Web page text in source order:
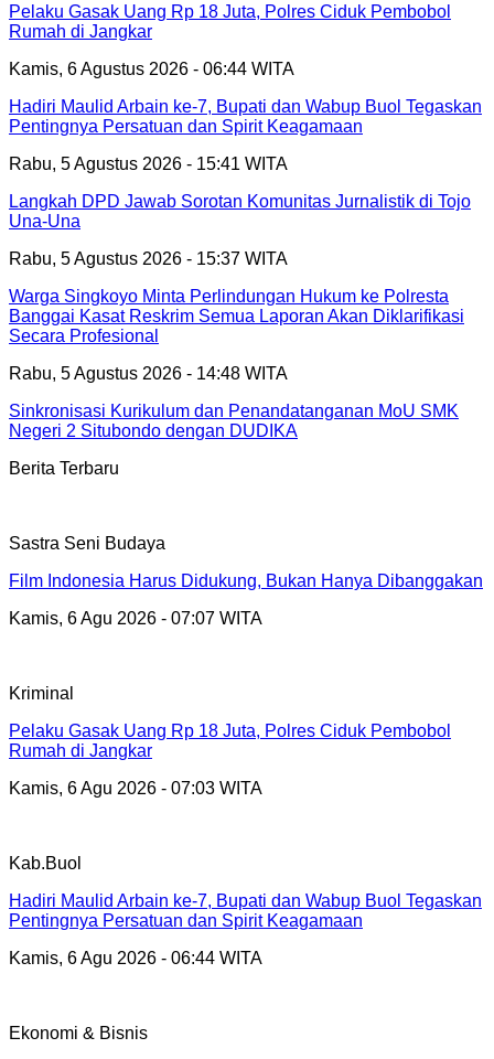
Pelaku Gasak Uang Rp 18 Juta, Polres Ciduk Pembobol
Rumah di Jangkar
Kamis, 6 Agustus 2026 - 06:44 WITA
Hadiri Maulid Arbain ke-7, Bupati dan Wabup Buol Tegaskan
Pentingnya Persatuan dan Spirit Keagamaan
Rabu, 5 Agustus 2026 - 15:41 WITA
Langkah DPD Jawab Sorotan Komunitas Jurnalistik di Tojo
Una-Una
Rabu, 5 Agustus 2026 - 15:37 WITA
Warga Singkoyo Minta Perlindungan Hukum ke Polresta
Banggai Kasat Reskrim Semua Laporan Akan Diklarifikasi
Secara Profesional
Rabu, 5 Agustus 2026 - 14:48 WITA
Sinkronisasi Kurikulum dan Penandatanganan MoU SMK
Negeri 2 Situbondo dengan DUDIKA
Berita Terbaru
Sastra Seni Budaya
Film Indonesia Harus Didukung, Bukan Hanya Dibanggakan
Kamis, 6 Agu 2026 - 07:07 WITA
Kriminal
Pelaku Gasak Uang Rp 18 Juta, Polres Ciduk Pembobol
Rumah di Jangkar
Kamis, 6 Agu 2026 - 07:03 WITA
Kab.Buol
Hadiri Maulid Arbain ke-7, Bupati dan Wabup Buol Tegaskan
Pentingnya Persatuan dan Spirit Keagamaan
Kamis, 6 Agu 2026 - 06:44 WITA
Ekonomi & Bisnis